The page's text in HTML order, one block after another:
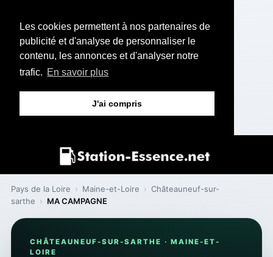
Les cookies permettent à nos partenaires de
publicité et d'analyse de personnaliser le
contenu, les annonces et d'analyser notre
trafic. En savoir plus
J'ai compris
Pays de la Loire › Maine-et-Loire › Châteauneuf-sur-
sarthe › MA CAMPAGNE
CHÂTEAUNEUF-SUR-SARTHE · MAINE-ET-
LOIRE